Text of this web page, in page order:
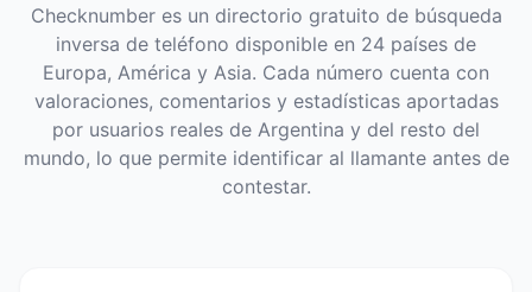
Checknumber es un directorio gratuito de búsqueda
inversa de teléfono disponible en 24 países de
Europa, América y Asia. Cada número cuenta con
valoraciones, comentarios y estadísticas aportadas
por usuarios reales de Argentina y del resto del
mundo, lo que permite identificar al llamante antes de
contestar.